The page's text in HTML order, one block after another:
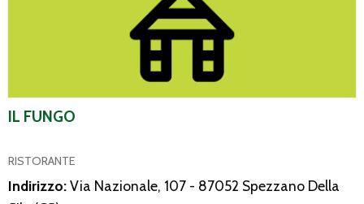
IL FUNGO
RISTORANTE
Indirizzo:Via Nazionale, 107 - 87052 Spezzano Della